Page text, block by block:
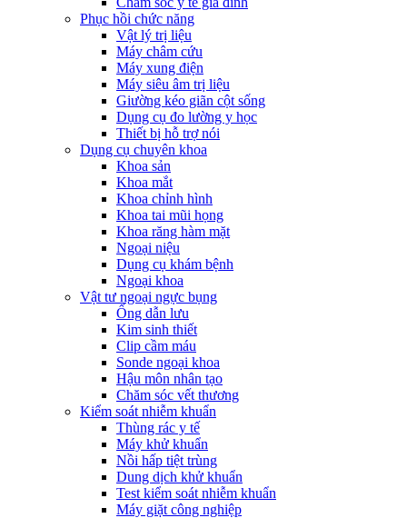
Phục hồi chức năng
Vật lý trị liệu
Máy châm cứu
Máy xung điện
Máy siêu âm trị liệu
Giường kéo giãn cột sống
Dụng cụ đo lường y học
Thiết bị hỗ trợ nói
Dụng cụ chuyên khoa
Khoa sản
Khoa mắt
Khoa chỉnh hình
Khoa tai mũi họng
Khoa răng hàm mặt
Ngoại niệu
Dụng cụ khám bệnh
Ngoại khoa
Vật tư ngoại ngực bụng
Ống dẫn lưu
Kim sinh thiết
Clip cầm máu
Sonde ngoại khoa
Hậu môn nhân tạo
Chăm sóc vết thương
Kiểm soát nhiễm khuẩn
Thùng rác y tế
Máy khử khuẩn
Nồi hấp tiệt trùng
Dung dịch khử khuẩn
Test kiểm soát nhiễm khuẩn
Máy giặt công nghiệp